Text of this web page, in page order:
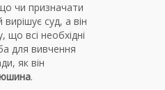
чи призначати
суд, а він
всі необхідні
для вивчення
як він
.